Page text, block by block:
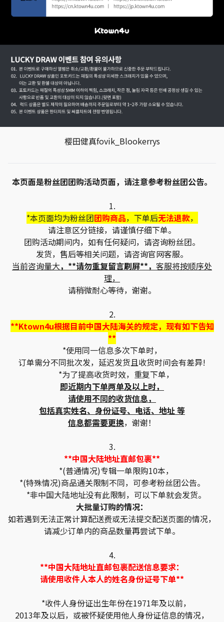
樱田健真fovik_Blookerrys
本页面是粉丝团团购活动页面，请注意参考粉丝团公告。
1.
*本页面均为粉丝团团购商品，下单后无法退款，
请注意区分链接，请谨慎仔细下单。
团购活动期间内，如有任何疑问，请咨询粉丝团。
发货，售后等相关问题，请咨询官网客服。
当前咨询量大，**请勿重复留言刷屏**， 客服将按顺序处
理，
请稍微耐心等待，谢谢。
2.
**Ktown4u根据目前中国大陆海关的规定，现有如下告知
**
*使用同一信息多次下单时，
订单需分不同批次发，延迟发货且收货时间会有差异!
*为了提高收货时效，重复下单，
即近期内下单两单及以上时，
请使用不同的收货信息，
包括真实姓名、身份证号、电话、地址 等
信息都需要更换，谢谢！
3.
**中国大陆地址直邮包裹**
*(普通情况)专辑一单限购10本，
*(特殊情况)商品通关限制不同，可参考粉丝团公告。
*非中国大陆地址没有此限制，可以下单就会发货。
大批量订购的情况：
如若遇到无法正常计算配送费或无法提交配送页面的情况，
请减少订单内的商品数量再尝试下单。
4.
**中国大陆地址直邮包裹配送信息要求：
请使用收件人本人的姓名身份证号下单**
*收件人身份证出生年份在1971年及以前，
2013年及以后，或被怀疑使用他人身份证信息的情况，